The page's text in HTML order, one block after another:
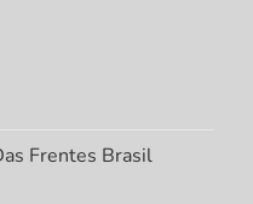
Frentes Brasil